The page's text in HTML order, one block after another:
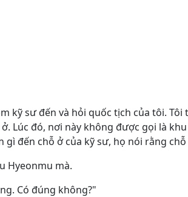
kỹ sư đến và hỏi quốc tịch của tôi.
Lúc đó, nơi này không được gọi là
đến chỗ ở của kỹ sư, họ nói rằng
Hyeonmu mà.
Có đúng không?"